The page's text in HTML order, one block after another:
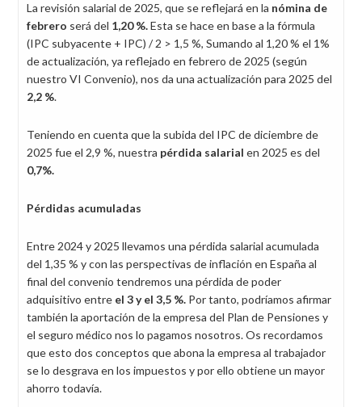
La revisión salarial de 2025, que se reflejará en la nómina de
febrero será del 1,20 %.Esta se hace en base a la fórmula
(IPC subyacente + IPC) / 2 > 1,5 %, Sumando al 1,20 % el 1%
de actualización, ya reflejado en febrero de 2025 (según
nuestro VI Convenio), nos da una actualización para 2025 del
2,2 %.
Teniendo en cuenta que la subida del IPC de diciembre de
2025 fue el 2,9 %, nuestra pérdida salarial en 2025 es del
0,7%.
Pérdidas acumuladas
Entre 2024 y 2025 llevamos una pérdida salarial acumulada
del 1,35 % y con las perspectivas de inflación en España al
final del convenio tendremos una pérdida de poder
adquisitivo entre el 3 y el 3,5 %. Por tanto, podríamos afirmar
también la aportación de la empresa del Plan de Pensiones y
el seguro médico nos lo pagamos nosotros. Os recordamos
que esto dos conceptos que abona la empresa al trabajador
se lo desgrava en los impuestos y por ello obtiene un mayor
ahorro todavía.